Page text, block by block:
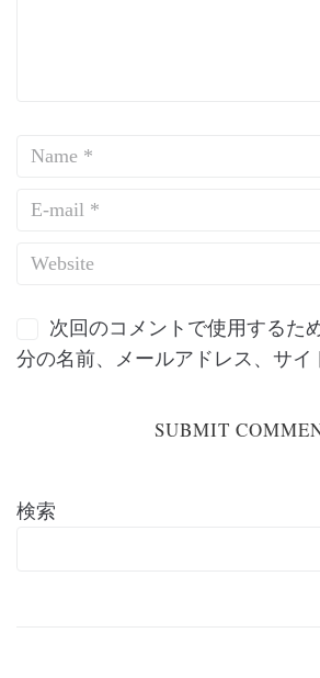
次回のコメントで使用するた
分の名前、メールアドレス、サイ
検索